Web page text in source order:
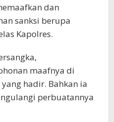
dan
sanksi berupa
Kapolres.
maafnya di
hadir. Bahkan ia
perbuatannya